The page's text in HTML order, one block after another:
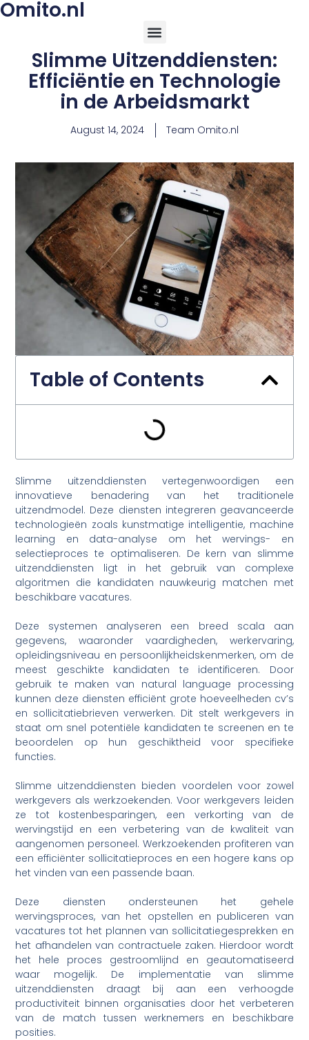
Omito.nl
Slimme Uitzenddiensten:
Efficiëntie en Technologie
in de Arbeidsmarkt
August 14, 2024 Team Omito.nl
Table of Contents
Slimme uitzenddiensten vertegenwoordigen een
innovatieve benadering van het traditionele
uitzendmodel. Deze diensten integreren geavanceerde
technologieën zoals kunstmatige intelligentie, machine
learning en data-analyse om het wervings- en
selectieproces te optimaliseren. De kern van slimme
uitzenddiensten ligt in het gebruik van complexe
algoritmen die kandidaten nauwkeurig matchen met
beschikbare vacatures.
Deze systemen analyseren een breed scala aan
gegevens, waaronder vaardigheden, werkervaring,
opleidingsniveau en persoonlijkheidskenmerken, om de
meest geschikte kandidaten te identificeren. Door
gebruik te maken van natural language processing
kunnen deze diensten efficiënt grote hoeveelheden cv’s
en sollicitatiebrieven verwerken. Dit stelt werkgevers in
staat om snel potentiële kandidaten te screenen en te
beoordelen op hun geschiktheid voor specifieke
functies.
Slimme uitzenddiensten bieden voordelen voor zowel
werkgevers als werkzoekenden. Voor werkgevers leiden
ze tot kostenbesparingen, een verkorting van de
wervingstijd en een verbetering van de kwaliteit van
aangenomen personeel. Werkzoekenden profiteren van
een efficiënter sollicitatieproces en een hogere kans op
het vinden van een passende baan.
Deze diensten ondersteunen het gehele
wervingsproces, van het opstellen en publiceren van
vacatures tot het plannen van sollicitatiegesprekken en
het afhandelen van contractuele zaken. Hierdoor wordt
het hele proces gestroomlijnd en geautomatiseerd
waar mogelijk. De implementatie van slimme
uitzenddiensten draagt bij aan een verhoogde
productiviteit binnen organisaties door het verbeteren
van de match tussen werknemers en beschikbare
posities.